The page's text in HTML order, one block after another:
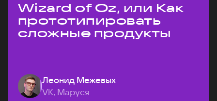
Wizard of Oz, или Как
прототипировать
сложные продукты
Леонид Межевых
VK, Маруся